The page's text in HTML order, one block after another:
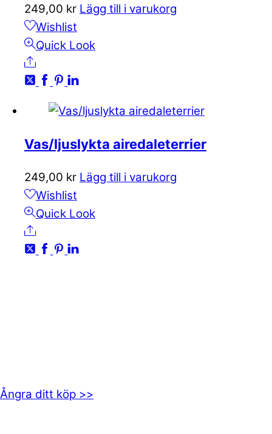
249,00 kr Lägg till i varukorg
Wishlist
Quick Look
Share
Vas/ljuslykta airedaleterrier
249,00 kr Lägg till i varukorg
Wishlist
Quick Look
Share
Ångra ditt köp >>